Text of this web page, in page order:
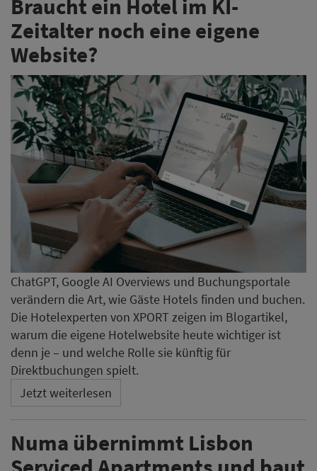
Braucht ein Hotel im KI-
Zeitalter noch eine eigene
Website?
ChatGPT, Google AI Overviews und Buchungsportale
verändern die Art, wie Gäste Hotels finden und buchen.
Die Hotelexperten von XPORT zeigen im Blogartikel,
warum die eigene Hotelwebsite heute wichtiger ist
denn je – und welche Rolle sie künftig für
Direktbuchungen spielt.
Jetzt weiterlesen
Numa übernimmt Lisbon